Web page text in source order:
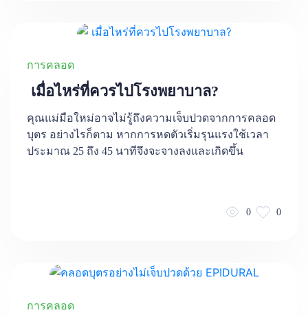
การคลอด
เมื่อไหร่ที่ควรไปโรงพยาบาล?
คุณแม่มือใหม่อาจไม่รู้ถึงความเจ็บปวดจากการคลอด
บุตร อย่างไรก็ตาม หากการหดตัวเริ่มรุนแรงใช้เวลา
ประมาณ 25 ถึง 45 นาทีจึงจะจางลงและเกิดขึ้น
0 0
การคลอด